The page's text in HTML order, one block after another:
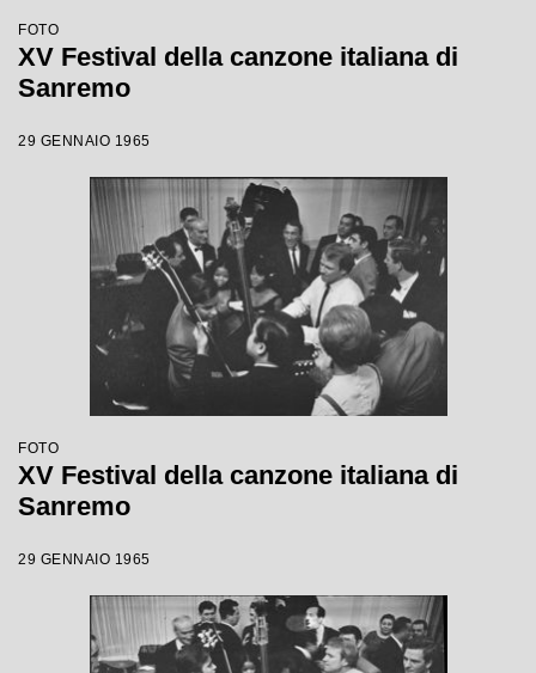
FOTO
XV Festival della canzone italiana di
Sanremo
29 GENNAIO 1965
FOTO
XV Festival della canzone italiana di
Sanremo
29 GENNAIO 1965